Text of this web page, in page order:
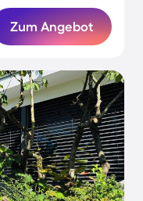
Zum Angebot